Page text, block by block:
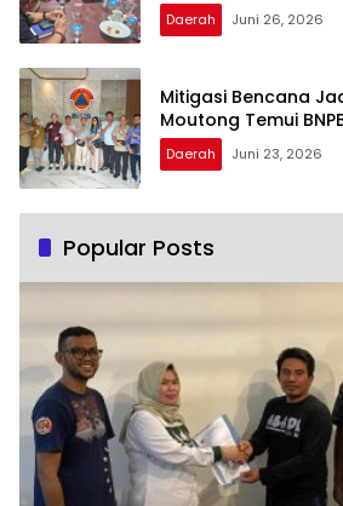
Daerah Juni 26, 2026
Mitigasi Bencana
Moutong Temui
Daerah Juni 23, 2026
Popular Posts